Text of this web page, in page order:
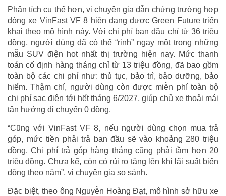
Phân tích cụ thể hơn, vị chuyên gia dẫn chứng trường hợp
dòng xe VinFast VF 8 hiện đang được Green Future triển
khai theo mô hình này. Với chi phí ban đầu chỉ từ 36 triệu
đồng, người dùng đã có thể “rinh” ngay một trong những
mẫu SUV điện hot nhất thị trường hiện nay. Mức thanh
toán cố định hàng tháng chỉ từ 13 triệu đồng, đã bao gồm
toàn bộ các chi phí như: thủ tục, bảo trì, bảo dưỡng, bảo
hiểm. Thậm chí, người dùng còn được miễn phí toàn bộ
chi phí sạc điện tới hết tháng 6/2027, giúp chủ xe thoải mái
tận hưởng di chuyển 0 đồng.
“Cũng với VinFast VF 8, nếu người dùng chọn mua trả
góp, mức tiền phải trả ban đầu sẽ vào khoảng 280 triệu
đồng. Chi phí trả góp hàng tháng cũng phải tầm hơn 20
triệu đồng. Chưa kể, còn có rủi ro tăng lên khi lãi suất biến
động theo năm”, vị chuyên gia so sánh.
Đặc biệt, theo ông Nguyễn Hoàng Đạt, mô hình sở hữu xe